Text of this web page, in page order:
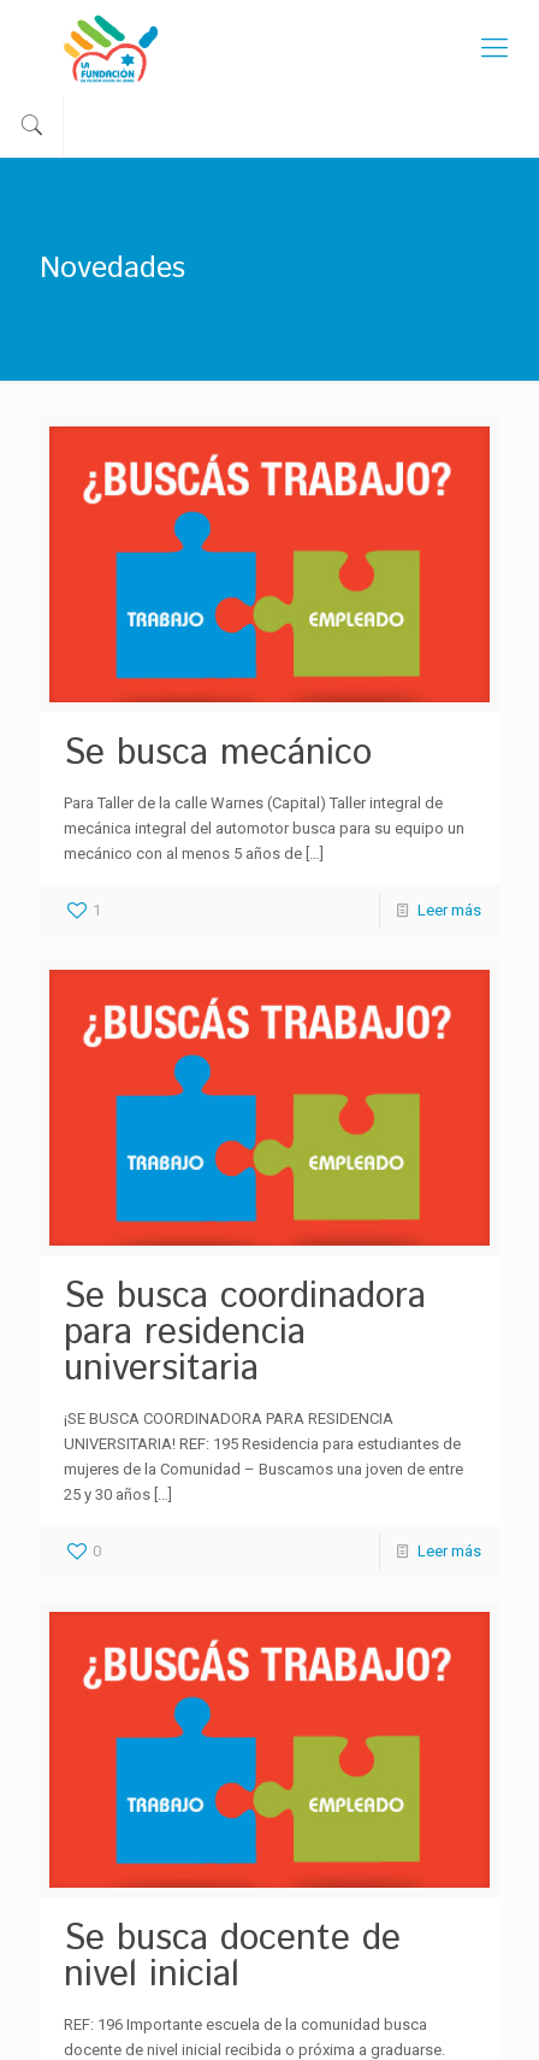
Novedades
Se busca mecánico
Para Taller de la calle Warnes (Capital) Taller integral de
mecánica integral del automotor busca para su equipo un
mecánico con al menos 5 años de
1 Leer más
Se busca coordinadora
para residencia
universitaria
¡SE BUSCA COORDINADORA PARA RESIDENCIA
UNIVERSITARIA! REF: 195 Residencia para estudiantes de
mujeres de la Comunidad – Buscamos una joven de entre
25 y 30 años
0 Leer más
Se busca docente de
nivel inicial
REF: 196 Importante escuela de la comunidad busca
docente de nivel inicial recibida o próxima a graduarse.